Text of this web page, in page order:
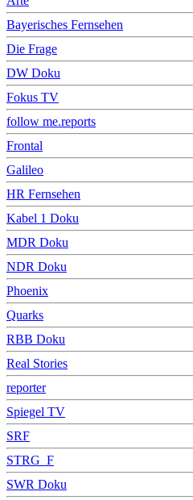
Bayerisches Fernsehen
Die Frage
DW Doku
Fokus TV
follow me.reports
Frontal
Galileo
HR Fernsehen
Kabel 1 Doku
MDR Doku
NDR Doku
Phoenix
Quarks
RBB Doku
Real Stories
reporter
Spiegel TV
SRF
STRG_F
SWR Doku